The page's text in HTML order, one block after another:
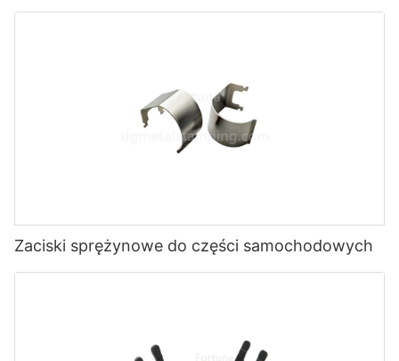
Zaciski sprężynowe do części samochodowych